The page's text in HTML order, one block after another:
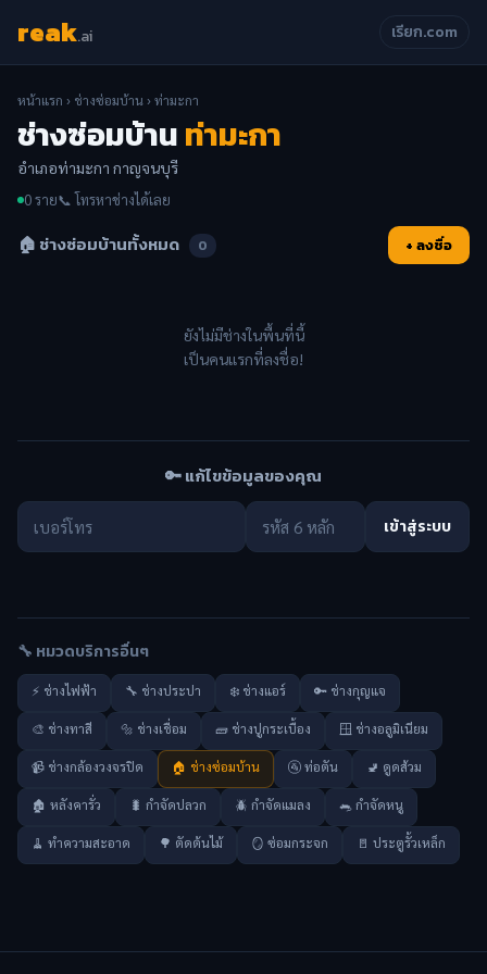
reak.ai เรียก.com
หน้าแรก › ช่างซ่อมบ้าน› ท่ามะกา
ช่างซ่อมบ้านท่ามะกา
อำเภอท่ามะกา กาญจนบุรี
0 ราย📞 โทรหาช่างได้เลย
🏠 ช่างซ่อมบ้านทั้งหมด 0 + ลงชื่อ
ยังไม่มีช่างในพื้นที่นี้
เป็นคนแรกที่ลงชื่อ!
🔑 แก้ไขข้อมูลของคุณ
เข้าสู่ระบบ
🔧 หมวดบริการอื่นๆ
⚡ ช่างไฟฟ้า 🔧 ช่างประปา ❄️ ช่างแอร์ 🔑 ช่างกุญแจ
🎨 ช่างทาสี 🔩 ช่างเชื่อม 🧱 ช่างปูกระเบื้อง 🪟 ช่างอลูมิเนียม
📹 ช่างกล้องวงจรปิด 🏠 ช่างซ่อมบ้าน 🚰 ท่อตัน 🚽 ดูดส้วม
🏚️ หลังคารั่ว 🐛 กำจัดปลวก 🪲 กำจัดแมลง 🐀 กำจัดหนู
🧹 ทำความสะอาด 🌳 ตัดต้นไม้ 🪞 ซ่อมกระจก 🚪 ประตูรั้วเหล็ก